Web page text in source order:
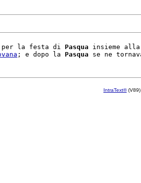
per la festa di Pasqua insieme
; e dopo la Pasqua se ne
IntraText®(V89)